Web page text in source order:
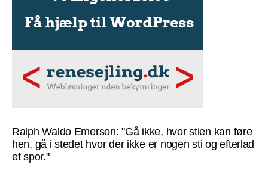
Ralph Waldo Emerson: "Gå ikke, hvor stien kan føre
hen, gå i stedet hvor der ikke er nogen sti og efterlad
et spor."